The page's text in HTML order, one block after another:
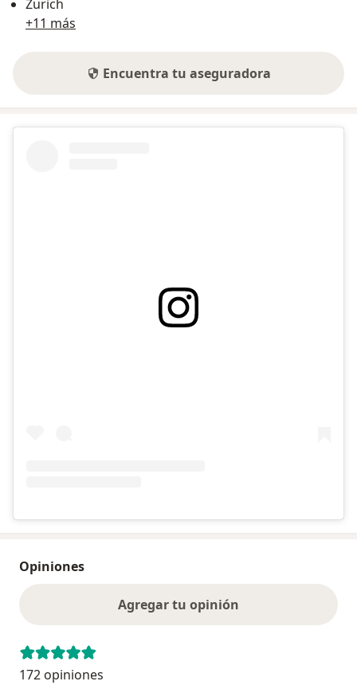
Zurich
+11 más
Encuentra tu aseguradora
Opiniones
Agregar tu opinión
172 opiniones